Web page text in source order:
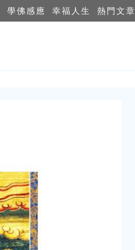
學佛感應 幸福人生 熱門文章